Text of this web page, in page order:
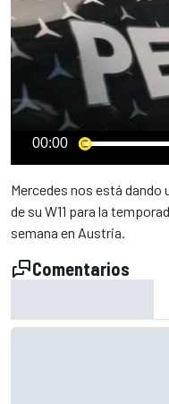
00:00
Mercedes nos está dando
de su W11 para la
semana en Austria.
Comentarios